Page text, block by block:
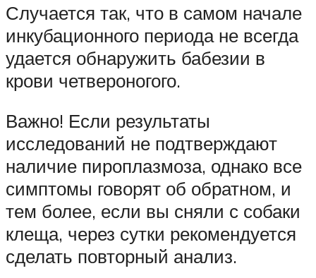
Случается так, что в самом начале
инкубационного периода не всегда
удается обнаружить бабезии в
крови четвероногого.
Важно! Если результаты
исследований не подтверждают
наличие пироплазмоза, однако все
симптомы говорят об обратном, и
тем более, если вы сняли с собаки
клеща, через сутки рекомендуется
сделать повторный анализ.